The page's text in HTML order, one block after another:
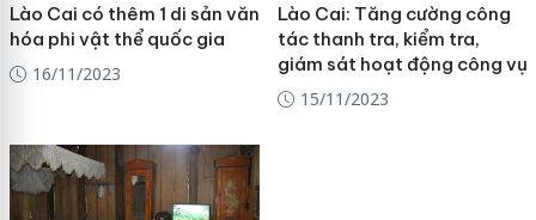
Lào Cai có thêm 1 di sản văn
hóa phi vật thể quốc gia
16/11/2023
Lào Cai: Tăng cường công
tác thanh tra, kiểm tra,
giám sát hoạt động công vụ
15/11/2023